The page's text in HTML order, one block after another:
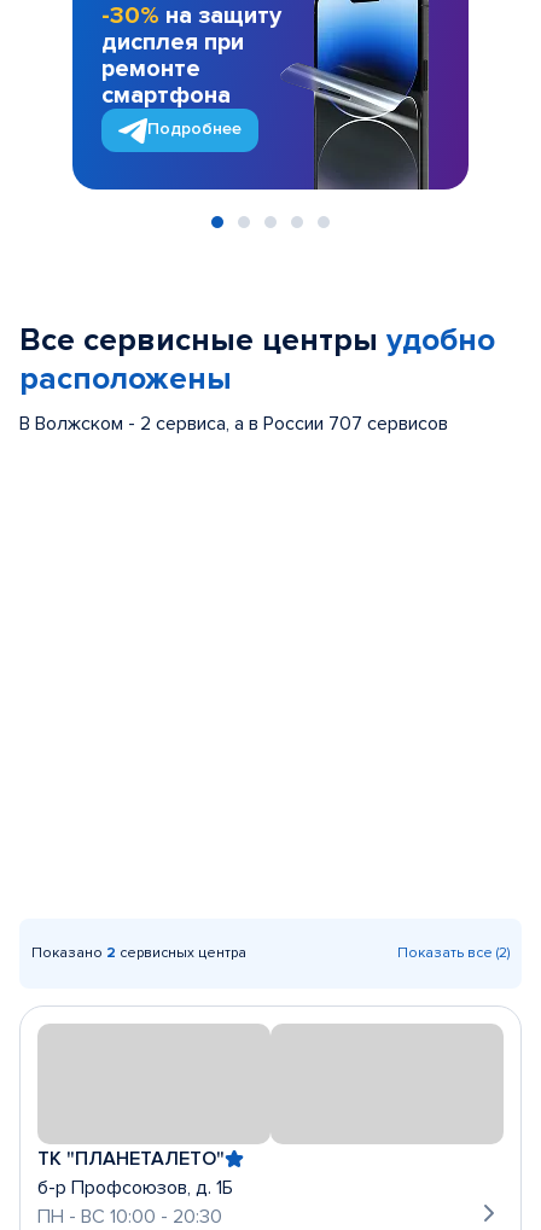
-30% на защиту
дисплея при
ремонте
смартфона
Подробнее
Все сервисные центры удобно
расположены
В Волжском - 2 сервиса, а в России 707 сервисов
Показано 2 сервисных центра Показать все (2)
ТК "ПЛАНЕТАЛЕТО"
б-р Профсоюзов, д. 1Б
ПН - ВС 10:00 - 20:30